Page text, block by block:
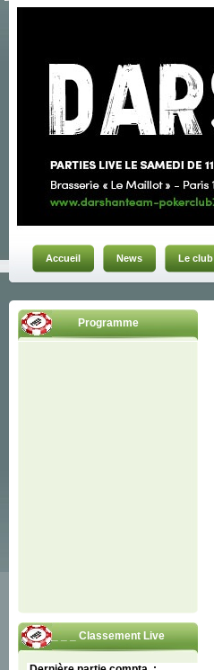
Accueil News Le club
Programme
_ _ _ Classement Live